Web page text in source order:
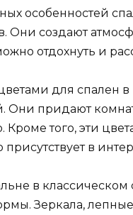
особенностей
Они создают
отдохнуть и
для спален в
Они придают
Кроме того, эти
присутствует в
в
Зеркала,